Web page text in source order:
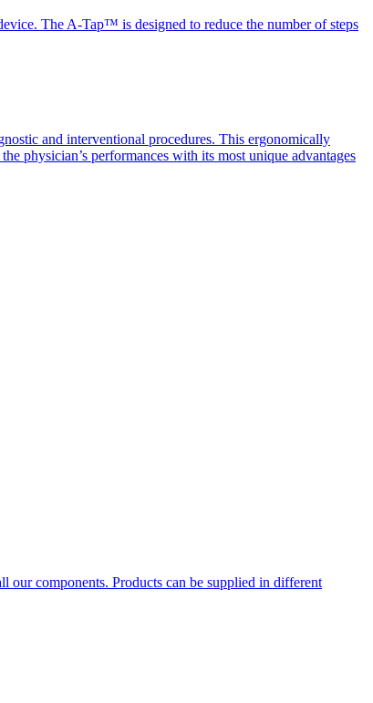
The A-Tap™ is designed to reduce the number of steps
and interventional procedures. This ergonomically
physician’s performances with its most unique advantages
our components. Products can be supplied in different